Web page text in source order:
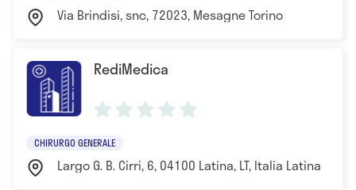
Via Brindisi, snc, 72023, Mesagne Torino
RediMedica
CHIRURGO GENERALE
Largo G. B. Cirri, 6, 04100 Latina, LT, Italia Latina